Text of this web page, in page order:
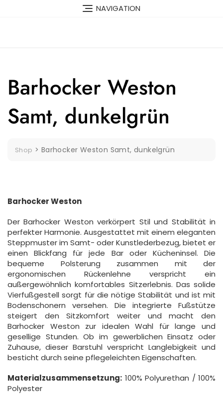
NAVIGATION
Barhocker Weston
Samt, dunkelgrün
Shop > Barhocker Weston Samt, dunkelgrün
Barhocker Weston
Der Barhocker Weston verkörpert Stil und Stabilität in
perfekter Harmonie. Ausgestattet mit einem eleganten
Steppmuster im Samt- oder Kunstlederbezug, bietet er
einen Blickfang für jede Bar oder Kücheninsel. Die
bequeme Polsterung zusammen mit der
ergonomischen Rückenlehne verspricht ein
außergewöhnlich komfortables Sitzerlebnis. Das solide
Vierfußgestell sorgt für die nötige Stabilität und ist mit
Bodenschonern versehen. Die integrierte Fußstütze
steigert den Sitzkomfort weiter und macht den
Barhocker Weston zur idealen Wahl für lange und
gesellige Stunden. Ob im gewerblichen Einsatz oder
Zuhause, dieser Barstuhl verspricht Langlebigkeit und
besticht durch seine pflegeleichten Eigenschaften.
Materialzusammensetzung: 100% Polyurethan / 100%
Polyester